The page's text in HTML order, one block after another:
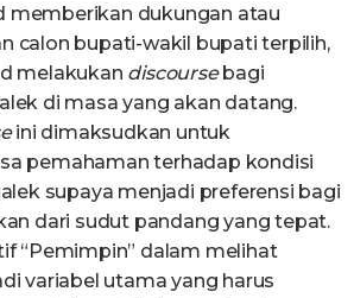
memberikan dukungan atau
calon bupati-wakil bupati terpilih,
melakukan discoursebagi
di masa yang akan datang.
ini dimaksudkan untuk
pemahaman terhadap kondisi
supaya menjadi preferensi bagi
dari sudut pandang yang tepat.
“Pemimpin” dalam melihat
variabel utama yang harus